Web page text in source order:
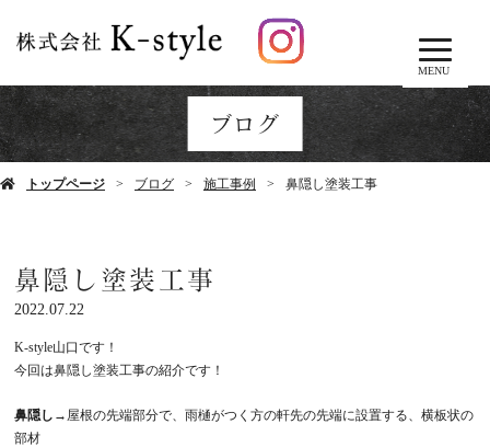
MENU
ブログ
トップページ ブログ 施工事例 鼻隠し塗装工事
鼻隠し塗装工事
2022.07.22
K-style山口です！
今回は鼻隠し塗装工事の紹介です！
鼻隠し→ 屋根の先端部分で、雨樋がつく方の軒先の先端に設置する、横板状の
部材